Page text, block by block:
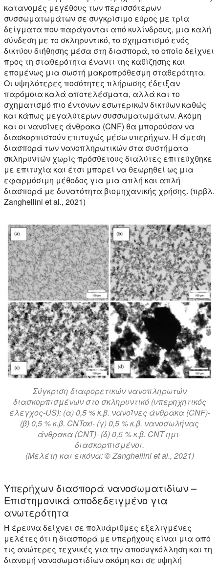
κατανομές μεγέθους των περισσότερων
συσσωματωμάτων σε συγκρίσιμο εύρος με τρία
δείγματα που παράγονται από κυλίνδρους, μια καλή
σύνδεση με το σκληρυντικό, το σχηματισμό ενός
δικτύου διήθησης μέσα στη διασπορά, το οποίο δείχνει
προς τη σταθερότητα έναντι της καθίζησης και
επομένως μια σωστή μακροπρόθεσμη σταθερότητα.
Οι υψηλότερες ποσότητες πλήρωσης έδειξαν
παρόμοια καλά αποτελέσματα, αλλά και το
σχηματισμό πιο έντονων εσωτερικών δικτύων καθώς
και κάπως μεγαλύτερων συσσωματωμάτων. Ακόμη
και οι νανοΐνες άνθρακα (CNF) θα μπορούσαν να
διασκορπιστούν επιτυχώς μέσω υπερήχων. Η άμεση
διασπορά των νανοπληρωτικών στα συστήματα
σκληρυντών χωρίς πρόσθετους διαλύτες επιτεύχθηκε
με επιτυχία και έτσι μπορεί να θεωρηθεί ως μια
εφαρμόσιμη μέθοδος για μια απλή και απλή
διασπορά με δυνατότητα βιομηχανικής χρήσης. (πρβλ.
Zanghellini et al., 2021)
Σύγκριση διαφορετικών νανοπληρωτών
διασκορπισμένων στο σκληρυντικό (υπερηχητικός
έλεγχος-US): (α) 0,5 % κ.β. νανοΐνες άνθρακα (CNF)-
(β) 0,5 % κ.β. CNToxi- (γ) 0,5 % κ.β. νανοσωλήνας
άνθρακα (CNT)- (δ) 0,5 % κ.β. CNT ημι-
διασκορπισμένοι.
(Μελέτη και εικόνα: © Zanghellini et al., 2021)
Υπερήχων διασπορά νανοσωματιδίων –
Επιστημονικά αποδεδειγμένο για
ανωτερότητα
Η έρευνα δείχνει σε πολυάριθμες εξελιγμένες
μελέτες ότι η διασπορά με υπερήχους είναι μια από
τις ανώτερες τεχνικές για την αποσυγκόλληση και τη
διανομή νανοσωματιδίων ακόμη και σε υψηλή